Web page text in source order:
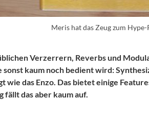
Meris hat das Zeug zum Hype-
Verzerrern, Reverbs und
kaum noch bedient wird:
wie das Enzo. Das bietet einige
fällt das aber kaum auf.